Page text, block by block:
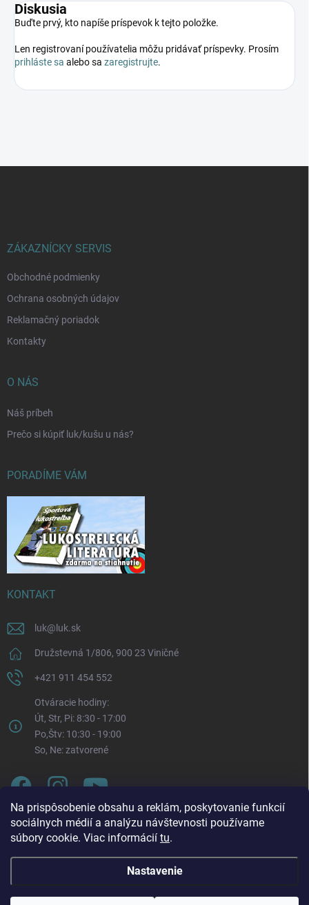
Na prispôsobenie obsahu a reklám, poskytovanie funkcií
sociálnych médií a analýzu návštevnosti používame
súbory cookie. Viac informácií tu.
Nastavenie
2026 bude každý pondelok naša prevádzka otvorená v
Diskusia
Buďte prvý, kto napíše príspevok k tejto položke.
Len registrovaní používatelia môžu pridávať príspevky. Prosím
prihláste sa alebo sa zaregistrujte.
ZÁKAZNÍCKY SERVIS
Obchodné podmienky
Ochrana osobných údajov
Reklamačný poriadok
Kontakty
O NÁS
Náš príbeh
Prečo si kúpiť luk/kušu u nás?
PORADÍME VÁM
KONTAKT
luk@ luk.sk
Družstevná 1/806, 900 23 Viničné
+421 911 454 552
Otváracie hodiny:
Út, Str, Pi: 8:30 - 17:00
Po,Štv: 10:30 - 19:00
So, Ne: zatvorené
Copyright 2026LUK.sk. Všetky práva vyhradené.Upraviť nastavenie